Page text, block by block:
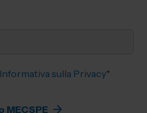
Informativa sulla Privacy*